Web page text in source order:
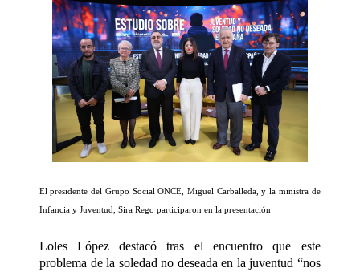
El presidente del Grupo Social ONCE, Miguel Carballeda, y la ministra de
Infancia y Juventud, Sira Rego participaron en la presentación
Loles López destacó tras el encuentro que este
problema de la soledad no deseada en la juventud “nos